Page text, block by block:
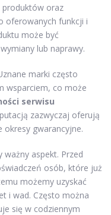
produktów oraz
oferowanych funkcji i
może być
lub naprawy.
marki często
wsparciem, co może
serwisu
zazwyczaj oferują
okresy gwarancyjne.
aspekt. Przed
osób, które już
możemy uzyskać
i wad. Często można
się w codziennym